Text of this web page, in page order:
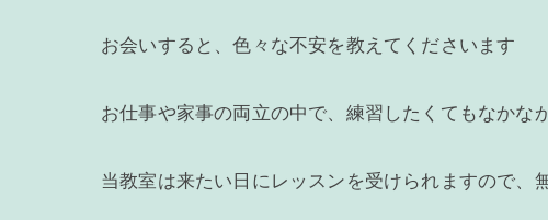
お会いすると、色々な不安を教えてくださいます
お仕事や家事の両立の中で、練習したくてもなかな
当教室は来たい日にレッスンを受けられますので、